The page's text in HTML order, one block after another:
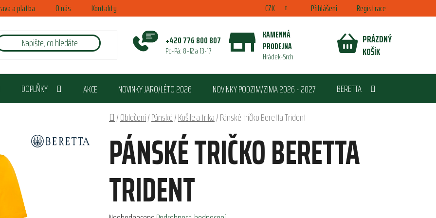
a platba O nás Kontakty CZK Přihlášení Registrace
+420 776 800 807
Po-Pá: 8–12 a 13-17
KAMENNÁ
PRODEJNA
Hrádek-Srch
NÁKUPNÍ
PRÁZDNÝ
KOŠÍK
DOPLŇKY AKCE NOVINKY JARO/LÉTO 2026 NOVINKY PODZIM/ZIMA 2026 - 2027
BERETTA
Domů
/Oblečení/Pánské/Košile a trika/Pánské tričko Beretta Trident
PÁNSKÉ TRIČKO BERETTA
TRIDENT